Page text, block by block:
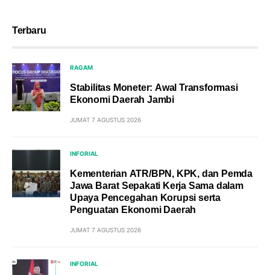
Terbaru
RAGAM
Stabilitas Moneter: Awal Transformasi
Ekonomi Daerah Jambi
JUMAT 7 AGUSTUS 2026
INFORIAL
Kementerian ATR/BPN, KPK, dan Pemda
Jawa Barat Sepakati Kerja Sama dalam
Upaya Pencegahan Korupsi serta
Penguatan Ekonomi Daerah
JUMAT 7 AGUSTUS 2026
INFORIAL